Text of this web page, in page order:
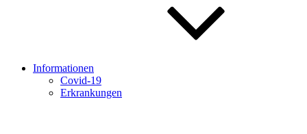
Informationen
Covid-19
Erkrankungen